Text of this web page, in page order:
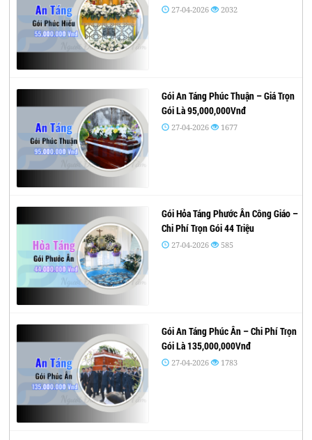
27-04-2026 2032
Gói An Táng Phúc Thuận – Giá Trọn
Gói Là 95,000,000Vnđ
27-04-2026 1677
Gói Hỏa Táng Phước Ân Công Giáo –
Chi Phí Trọn Gói 44 Triệu
27-04-2026 585
Gói An Táng Phúc Ân – Chi Phí Trọn
Gói Là 135,000,000Vnđ
27-04-2026 1783